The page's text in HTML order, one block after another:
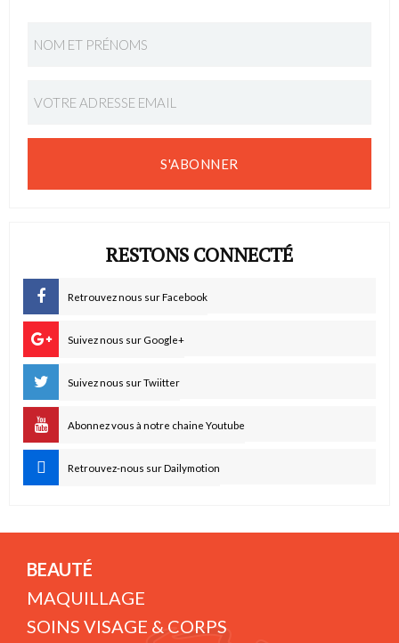
S'ABONNER
RESTONS CONNECTÉ
Retrouvez nous sur Facebook
Suivez nous sur Google+
Suivez nous sur Twiitter
Abonnez vous à notre chaine Youtube
Retrouvez-nous sur Dailymotion
BEAUTÉ
MAQUILLAGE
SOINS VISAGE & CORPS